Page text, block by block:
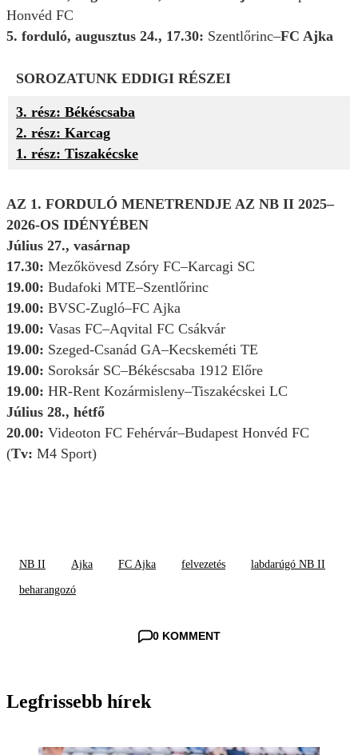
Honvéd FC
5. forduló, augusztus 24., 17.30: Szentlőrinc–FC Ajka
SOROZATUNK EDDIGI RÉSZEI
3. rész: Békéscsaba
2. rész: Karcag
1. rész: Tiszakécske
AZ 1. FORDULÓ MENETRENDJE AZ NB II 2025–
2026-OS IDÉNYÉBEN
Július 27., vasárnap
17.30: Mezőkövesd Zsóry FC–Karcagi SC
19.00: Budafoki MTE–Szentlőrinc
19.00: BVSC-Zugló–FC Ajka
19.00: Vasas FC–Aqvital FC Csákvár
19.00: Szeged-Csanád GA–Kecskeméti TE
19.00: Soroksár SC–Békéscsaba 1912 Előre
19.00: HR-Rent Kozármisleny–Tiszakécskei LC
Július 28., hétfő
20.00: Videoton FC Fehérvár–Budapest Honvéd FC
(Tv: M4 Sport)
NB II Ajka FC Ajka felvezetés labdarúgó NB II
beharangozó
0 KOMMENT
Legfrissebb hírek